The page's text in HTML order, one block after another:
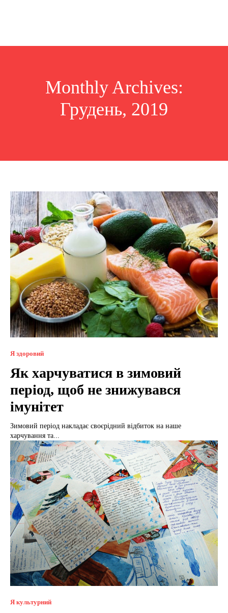
Monthly Archives:
Грудень, 2019
Я здоровий
Як харчуватися в зимовий
період, щоб не знижувався
імунітет
Зимовий період накладає своєрідний відбиток на наше
харчування та...
Я культурний